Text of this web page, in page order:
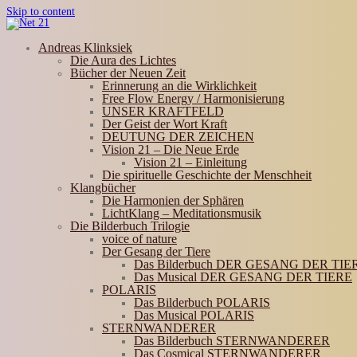
Skip to content
Andreas Klinksiek
Die Aura des Lichtes
Bücher der Neuen Zeit
Erinnerung an die Wirklichkeit
Free Flow Energy / Harmonisierung
UNSER KRAFTFELD
Der Geist der Wort Kraft
DEUTUNG DER ZEICHEN
Vision 21 – Die Neue Erde
Vision 21 – Einleitung
Die spirituelle Geschichte der Menschheit
Klangbücher
Die Harmonien der Sphären
LichtKlang – Meditationsmusik
Die Bilderbuch Trilogie
voice of nature
Der Gesang der Tiere
Das Bilderbuch DER GESANG DER
Das Musical DER GESANG DER TIERE
POLARIS
Das Bilderbuch POLARIS
Das Musical POLARIS
STERNWANDERER
Das Bilderbuch STERNWANDERER
Das Cosmical STERNWANDERER